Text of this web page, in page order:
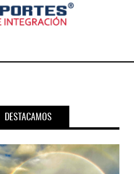
DESTACAMOS
MSC incorpora servicio PAMEX en
...
12 JUL 2026